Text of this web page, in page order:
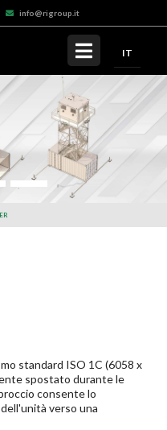
info@rigroup.it
IT
standard ISO 1C (6058 x
spostato durante le
consente lo
verso una